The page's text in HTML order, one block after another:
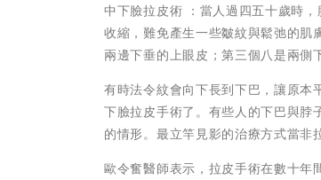
中下臉拉皮術 ：當人過四五十歲時
收縮，難免產生一些皺紋與鬆弛的肌
兩邊下垂的上眼皮；第三個八是兩側
有時法令紋會向下長到下巴，讓原本
下臉拉皮手術了。有些人的下巴與脖
的情形。最立竿見影的治療方式當非
歐令奮醫師表示，拉皮手術在數十